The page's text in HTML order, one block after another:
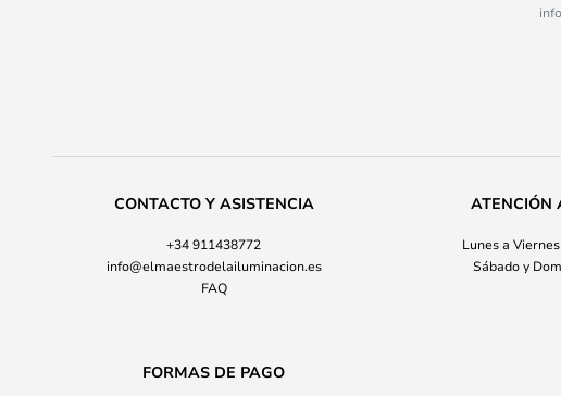
CONTACTO Y ASISTENCIA
+34 911438772
info@elmaestrodelailuminacion.es
FAQ
ATENCIÓN
Lunes a
Sábado y
FORMAS DE PAGO